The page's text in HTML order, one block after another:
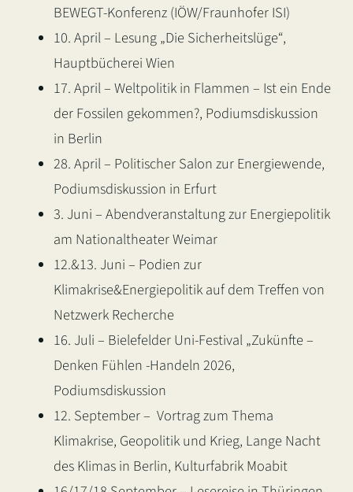
BEWEGT-Konferenz (IÖW/Fraunhofer ISI)
10. April – Lesung „Die Sicherheitslüge“,
Hauptbücherei Wien
17. April – Weltpolitik in Flammen – Ist ein Ende
der Fossilen gekommen?, Podiumsdiskussion
in Berlin
28. April – Politischer Salon zur Energiewende,
Podiumsdiskussion in Erfurt
3. Juni – Abendveranstaltung zur Energiepolitik
am Nationaltheater Weimar
12.&13. Juni – Podien zur
Klimakrise&Energiepolitik auf dem Treffen von
Netzwerk Recherche
16. Juli – Bielefelder Uni-Festival „Zukünfte –
Denken Fühlen -Handeln 2026,
Podiumsdiskussion
12. September – Vortrag zum Thema
Klimakrise, Geopolitik und Krieg, Lange Nacht
des Klimas in Berlin, Kulturfabrik Moabit